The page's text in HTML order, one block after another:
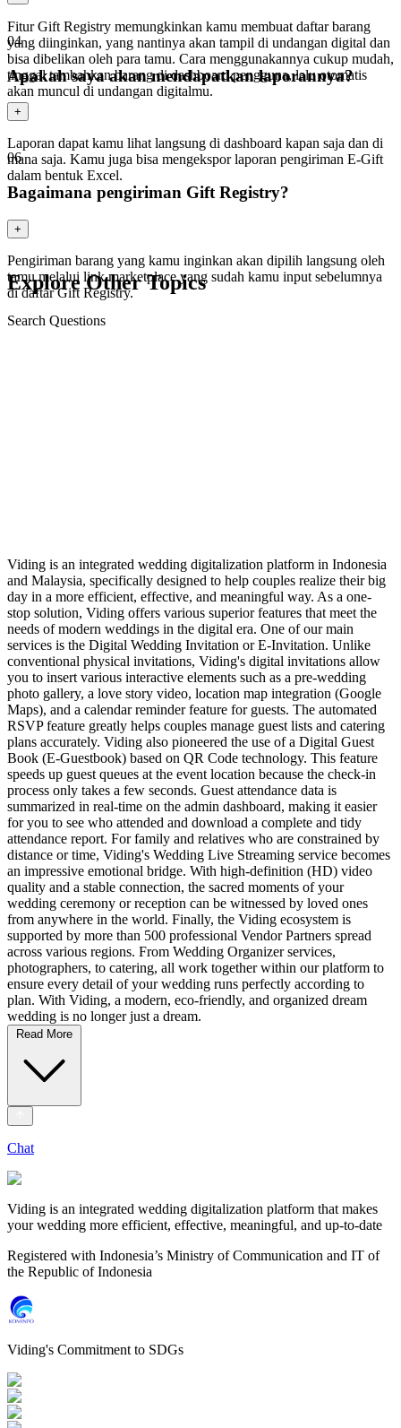
Fitur Gift Registry memungkinkan kamu membuat daftar barang
yang diinginkan, yang nantinya akan tampil di undangan digital dan
bisa dibelikan oleh para tamu. Cara menggunakannya cukup mudah,
tinggal tambahkan barang di dashboard pengguna, lalu otomatis
akan muncul di undangan digitalmu.
04
Apakah saya akan mendapatkan laporannya?
+
Laporan dapat kamu lihat langsung di dashboard kapan saja dan di
mana saja. Kamu juga bisa mengekspor laporan pengiriman E-Gift
dalam bentuk Excel.
06
Bagaimana pengiriman Gift Registry?
+
Pengiriman barang yang kamu inginkan akan dipilih langsung oleh
tamu melalui link marketplace yang sudah kamu input sebelumnya
di daftar Gift Registry.
Explore Other Topics
Search Questions
Viding is an integrated wedding digitalization platform in Indonesia
and Malaysia, specifically designed to help couples realize their big
day in a more efficient, effective, and meaningful way. As a one-
stop solution, Viding offers various superior features that meet the
needs of modern weddings in the digital era. One of our main
services is the Digital Wedding Invitation or E-Invitation. Unlike
conventional physical invitations, Viding's digital invitations allow
you to insert various interactive elements such as a pre-wedding
photo gallery, a love story video, location map integration (Google
Maps), and a calendar reminder feature for guests. The automated
RSVP feature greatly helps couples manage guest lists and catering
plans accurately. Viding also pioneered the use of a Digital Guest
Book (E-Guestbook) based on QR Code technology. This feature
speeds up guest queues at the event location because the check-in
process only takes a few seconds. Guest attendance data is
summarized in real-time on the admin dashboard, making it easier
for you to see who attended and download a complete and tidy
attendance report. For family and relatives who are constrained by
distance or time, Viding's Wedding Live Streaming service becomes
an impressive emotional bridge. With high-definition (HD) video
quality and a stable connection, the sacred moments of your
wedding ceremony or reception can be witnessed by loved ones
from anywhere in the world. Finally, the Viding ecosystem is
supported by more than 500 professional Vendor Partners spread
across various regions. From Wedding Organizer services,
photographers, to catering, all work together within our platform to
ensure every detail of your wedding runs perfectly according to
plan. With Viding, a modern, eco-friendly, and organized dream
wedding is no longer just a dream.
Read More
Chat
Viding is an integrated wedding digitalization platform that makes
your wedding more efficient, effective, meaningful, and up-to-date
Registered with Indonesia’s Ministry of Communication and IT of
the Republic of Indonesia
Viding's Commitment to SDGs